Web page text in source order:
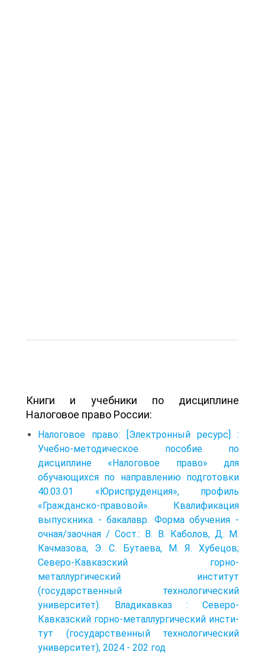
Книги и учебники по дисциплине
Налоговое право России:
Налоговое право: [Электронный ресурс] :
Учебно-методи­ческое пособие по
дисциплине «Налоговое право» для
обучающих­ся по направлению подготовки
40.03.01 «Юриспруденция», про­филь
«Гражданско-правовой». Квалификация
выпускника - бака­лавр. Форма обучения -
очная/заочная / Сост.: В. В. Каболов, Д. М.
Качмазова, Э. С. Бутаева, М. Я. Хубецов;
Северо-Кавказский горно-
металлургический институт
(государственный технологиче­ский
университет). Владикавказ : Северо-
Кавказский горно-металлургический инсти­
тут (государственный технологический
университет), 2024 - 202 год